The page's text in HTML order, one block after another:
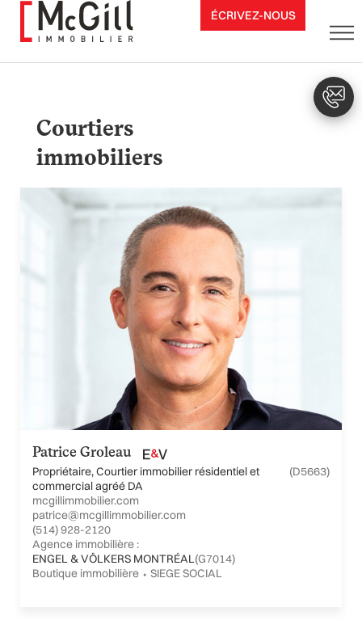
Aller
ÉCRIVEZ-NOUS
Courtiers
immobiliers
Patrice Groleau
Propriétaire, Courtier immobilier résidentiel et
commercial agréé DA
(D5663)
mcgillimmobilier.com
patrice@mcgillimmobilier.com
(514) 928-2120
Agence immobilière :
ENGEL & VÖLKERS MONTRÉAL(G7014)
Boutique immobilière ⬩ SIEGE SOCIAL